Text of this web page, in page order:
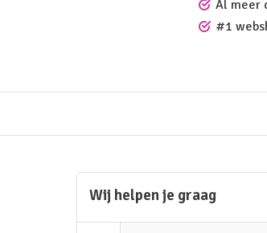
Al meer
#1
Wij helpen je graag